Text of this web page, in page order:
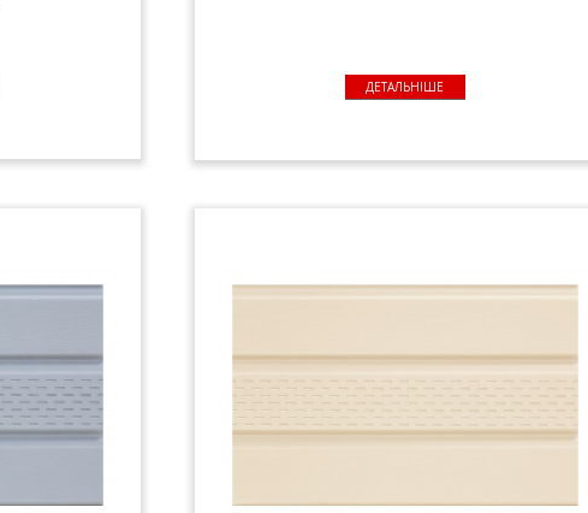
ДЕТАЛЬНІШЕ